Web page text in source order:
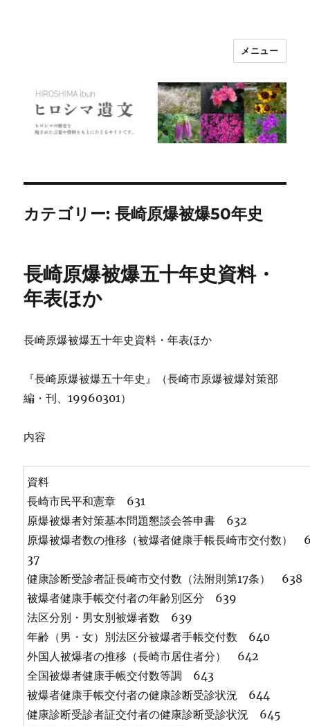
メニュー
カテゴリー:長崎原爆被爆50年史
長崎原爆被爆五十年史資料・
年表ほか
長崎原爆被爆五十年史資料・年表ほか
『長崎原爆被爆五十年史』（長崎市原爆被爆対策部
編・刊、19960301）
内容
資料
長崎市民平和憲章 631
原爆被爆者対策基本問題懇談会答申書 632
原爆被爆者数の推移（被爆者健康手帳長崎市交付数）
37
健康診断受診者証長崎市交付数（法附則第17条） 638
被爆者健康手帳交付者の年齢別区分 639
法区分別・男女別被爆者数 639
年齢（男・女）別法区分被爆者手帳交付数 640
外国人被爆者の推移（長崎市居住者分） 642
全国被爆者健康手帳交付数等調 643
被爆者健康手帳交付者の健康診断受診状況 644
健康診断受診者証交付者の健康診断受診状況 645